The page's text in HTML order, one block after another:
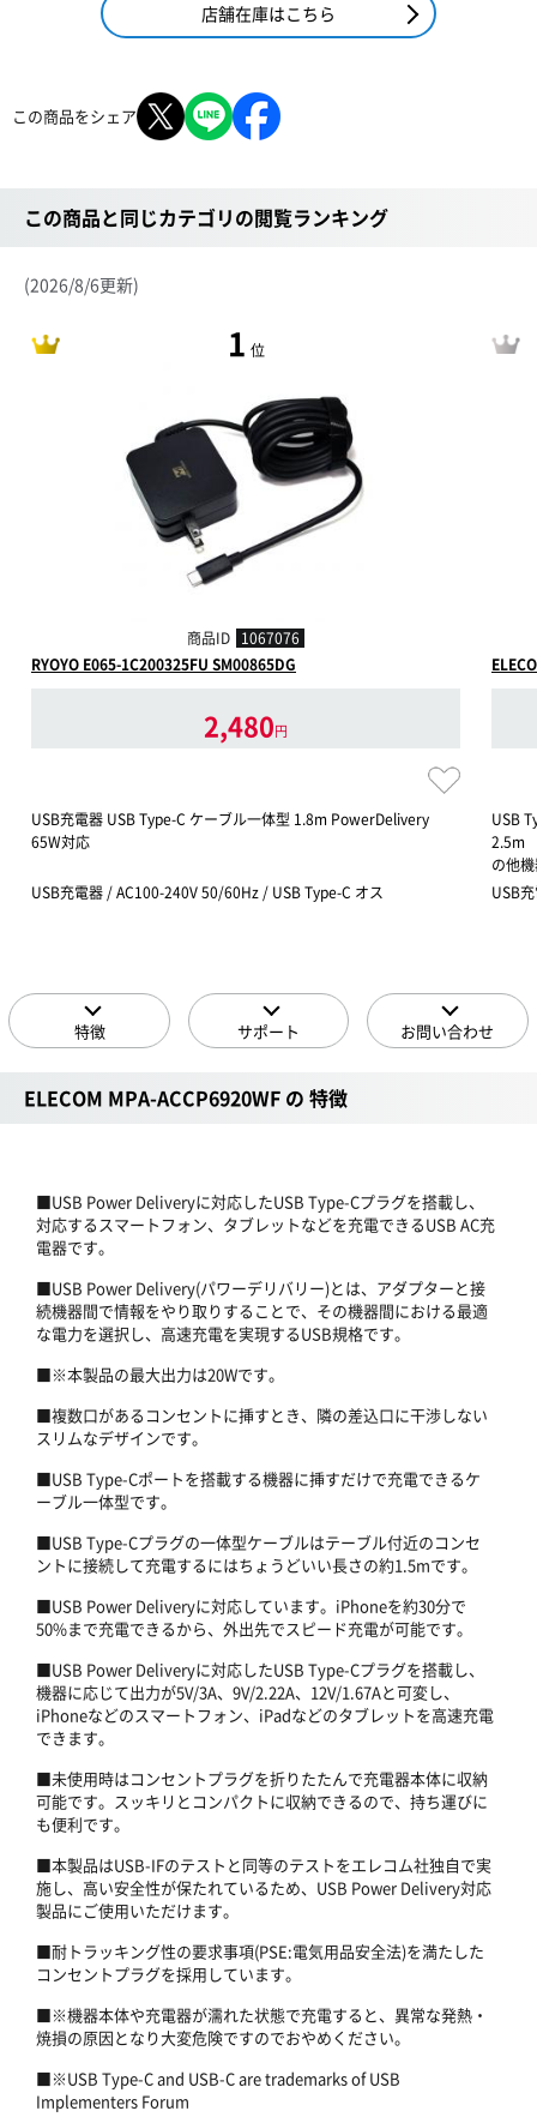
店舗在庫はこちら
この商品をシェア
この商品と同じカテゴリの閲覧ランキング
(2026/8/6更新)
1 位
商品ID 1067076
RYOYO E065-1C200325FU SM00865DG
2,480円
USB充電器 USB Type-C ケーブル一体型 1.8m PowerDelivery
65W対応
USB充電器 / AC100-240V 50/60Hz / USB Type-C オス
USB
2.5m
の他
USB
特徴 サポート お問い合わせ
ELECOM MPA-ACCP6920WF の 特徴
■USB Power Deliveryに対応したUSB Type-Cプラグを搭載し、
対応するスマートフォン、タブレットなどを充電できるUSB AC充
電器です。
■USB Power Delivery(パワーデリバリー)とは、アダプターと接
続機器間で情報をやり取りすることで、その機器間における最適
な電力を選択し、高速充電を実現するUSB規格です。
■※本製品の最大出力は20Wです。
■複数口があるコンセントに挿すとき、隣の差込口に干渉しない
スリムなデザインです。
■USB Type-Cポートを搭載する機器に挿すだけで充電できるケ
ーブル一体型です。
■USB Type-Cプラグの一体型ケーブルはテーブル付近のコンセ
ントに接続して充電するにはちょうどいい長さの約1.5mです。
■USB Power Deliveryに対応しています。iPhoneを約30分で
50%まで充電できるから、外出先でスピード充電が可能です。
■USB Power Deliveryに対応したUSB Type-Cプラグを搭載し、
機器に応じて出力が5V/3A、9V/2.22A、12V/1.67Aと可変し、
iPhoneなどのスマートフォン、iPadなどのタブレットを高速充電
できます。
■未使用時はコンセントプラグを折りたたんで充電器本体に収納
可能です。スッキリとコンパクトに収納できるので、持ち運びに
も便利です。
■本製品はUSB-IFのテストと同等のテストをエレコム社独自で実
施し、高い安全性が保たれているため、USB Power Delivery対応
製品にご使用いただけます。
■耐トラッキング性の要求事項(PSE:電気用品安全法)を満たした
コンセントプラグを採用しています。
■※機器本体や充電器が濡れた状態で充電すると、異常な発熱・
焼損の原因となり大変危険ですのでおやめください。
■※USB Type-C and USB-C are trademarks of USB
Implementers Forum